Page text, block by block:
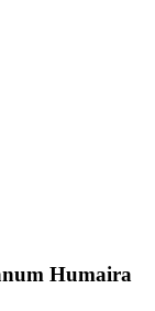
Humaira